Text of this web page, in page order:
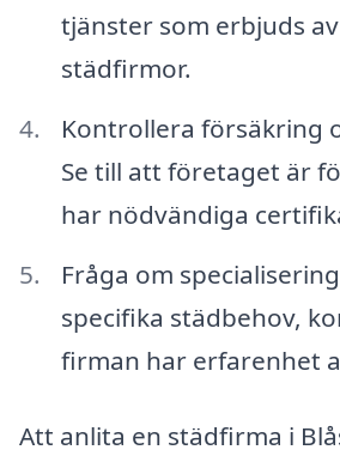
tjänster som erbjuds
städfirmor.
Kontrollera försäkring
Se till att företaget är
har nödvändiga
Fråga om
specifika städbehov,
firman har erfarenhet
Att anlita en städfirma i